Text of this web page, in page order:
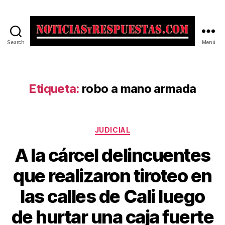
Search Menú
Etiqueta: robo a mano armada
Categorías
JUDICIAL
A la cárcel delincuentes
que realizaron tiroteo en
las calles de Cali luego
de hurtar una caja fuerte